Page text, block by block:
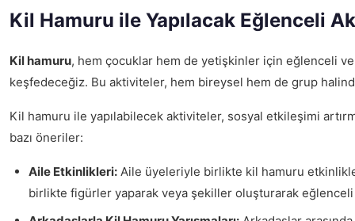
Kil Hamuru ile Yapılacak Eğlenceli
Kil hamuru, hem çocuklar hem de yetişkinler için eğlenceli ve
keşfedeceğiz. Bu aktiviteler, hem bireysel hem de grup
Kil hamuru ile yapılabilecek aktiviteler, sosyal etkileşimi
bazı öneriler:
Aile Etkinlikleri: Aile üyeleriyle birlikte kil hamuru
birlikte figürler yaparak veya şekiller oluşturarak